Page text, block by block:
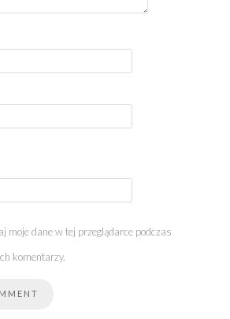
moje dane w tej przeglądarce podczas
komentarzy.